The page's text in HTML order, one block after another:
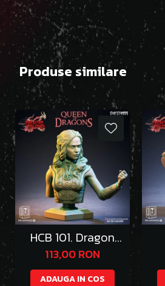
Produse similare
HCB 101. Dragon
Queen
113,00 RON
ADAUGA IN COS